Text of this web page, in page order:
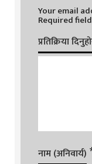
Your email
Required
प्रतिक्रिया
नाम (अनिवार्य)